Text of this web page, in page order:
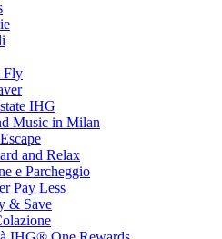
Fly
IHG
Music in Milan
and Relax
e Parcheggio
Pay Less
& Save